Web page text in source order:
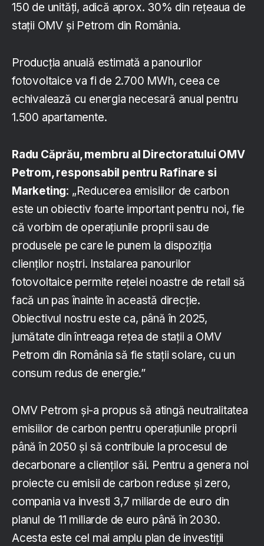
150 de unități, adică aprox. 30% din rețeaua de
stații OMV și Petrom din România.
Producția anuală estimată a panourilor
fotovoltaice va fi de 2.700 MWh, ceea ce
echivalează cu energia necesară anual pentru
1.500 apartamente.
Radu Căprău, membru al Directoratului OMV
Petrom, responsabil pentru Rafinare si
Marketing: „Reducerea emisiilor de carbon
este un obiectiv foarte important pentru noi, fie
că vorbim de operațiunile proprii sau de
produsele pe care le punem la dispoziția
clienților noștri. Instalarea panourilor
fotovoltaice permite rețelei noastre de retail să
facă un pas înainte în această direcție.
Obiectivul nostru este ca, până în 2025,
jumătate din întreaga rețea de stații a OMV
Petrom din România să fie stații solare, cu un
consum redus de energie.”
OMV Petrom și-a propus să atingă neutralitatea
emisiilor de carbon pentru operațiunile proprii
până în 2050 și să contribuie la procesul de
decarbonare a clienților săi. Pentru a genera noi
proiecte cu emisii de carbon reduse și zero,
compania va investi 3,7 miliarde de euro din
planul de 11 miliarde de euro până în 2030.
Acesta este cel mai amplu plan de investiții